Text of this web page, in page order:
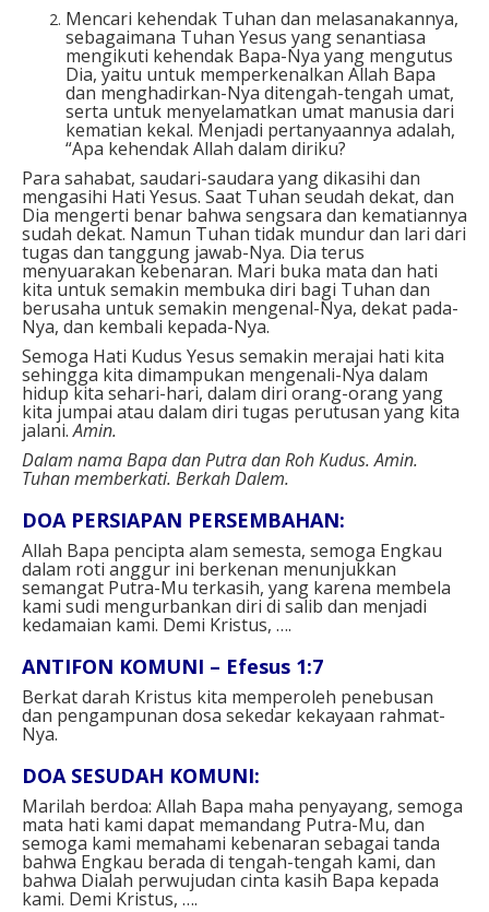
Mencari kehendak Tuhan dan melasanakannya,
sebagaimana Tuhan Yesus yang senantiasa
mengikuti kehendak Bapa-Nya yang mengutus
Dia, yaitu untuk memperkenalkan Allah Bapa
dan menghadirkan-Nya ditengah-tengah umat,
serta untuk menyelamatkan umat manusia dari
kematian kekal. Menjadi pertanyaannya adalah,
“Apa kehendak Allah dalam diriku?
Para sahabat, saudari-saudara yang dikasihi dan
mengasihi Hati Yesus. Saat Tuhan seudah dekat, dan
Dia mengerti benar bahwa sengsara dan kematiannya
sudah dekat. Namun Tuhan tidak mundur dan lari dari
tugas dan tanggung jawab-Nya. Dia terus
menyuarakan kebenaran. Mari buka mata dan hati
kita untuk semakin membuka diri bagi Tuhan dan
berusaha untuk semakin mengenal-Nya, dekat pada-
Nya, dan kembali kepada-Nya.
Semoga Hati Kudus Yesus semakin merajai hati kita
sehingga kita dimampukan mengenali-Nya dalam
hidup kita sehari-hari, dalam diri orang-orang yang
kita jumpai atau dalam diri tugas perutusan yang kita
jalani.Amin.
Dalam nama Bapa dan Putra dan Roh Kudus. Amin.
Tuhan memberkati. Berkah Dalem.
DOA PERSIAPAN PERSEMBAHAN:
Allah Bapa pencipta alam semesta, semoga Engkau
dalam roti anggur ini berkenan menunjukkan
semangat Putra-Mu terkasih, yang karena membela
kami sudi mengurbankan diri di salib dan menjadi
kedamaian kami. Demi Kristus, ….
ANTIFON KOMUNI – Efesus 1:7
Berkat darah Kristus kita memperoleh penebusan
dan pengampunan dosa sekedar kekayaan rahmat-
Nya.
DOA SESUDAH KOMUNI:
Marilah berdoa: Allah Bapa maha penyayang, semoga
mata hati kami dapat memandang Putra-Mu, dan
semoga kami memahami kebenaran sebagai tanda
bahwa Engkau berada di tengah-tengah kami, dan
bahwa Dialah perwujudan cinta kasih Bapa kepada
kami. Demi Kristus, ….